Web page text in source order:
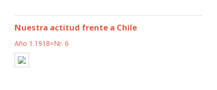
Nuestra actitud frente a Chile
Año 1.1918=Nr. 6